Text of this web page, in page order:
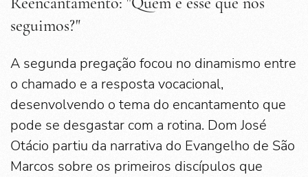
seguimos?"
A segunda pregação focou no dinamismo entre
o chamado e a resposta vocacional,
desenvolvendo o tema do encantamento que
pode se desgastar com a rotina. Dom José
Otácio partiu da narrativa do Evangelho de São
Marcos sobre os primeiros discípulos que